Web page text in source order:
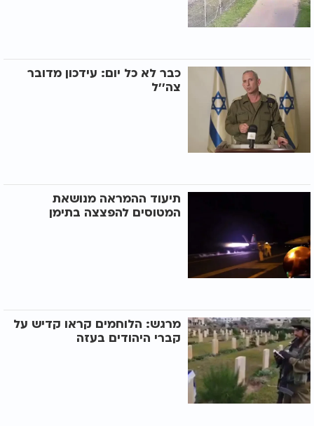
כבר לא כל יום: עידכון מדובר
צה''ל
תיעוד ההמראה מנושאת
המטוסים להפצצה בתימן
מרגש: הלוחמים קראו קדיש על
קברי היהודים בעזה